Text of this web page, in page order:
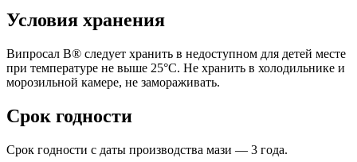
Условия хранения
Випросал В® следует хранить в недоступном для детей месте
при температуре не выше 25°C. Не хранить в холодильнике и
морозильной камере, не замораживать.
Срок годности
Срок годности с даты производства мази — 3 года.